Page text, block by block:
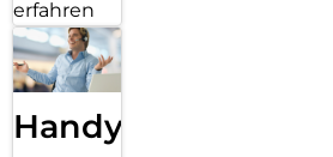
erfahren
Handy